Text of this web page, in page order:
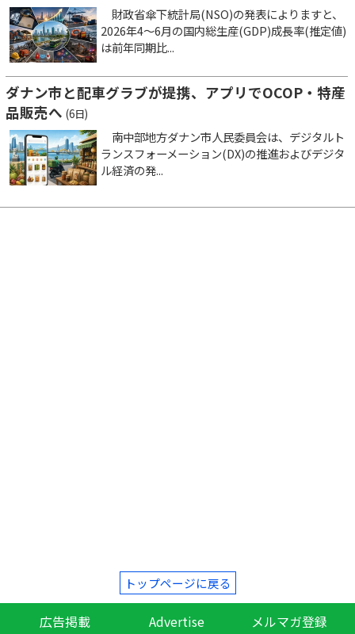
財政省傘下統計局(NSO)の発表によりますと、
2026年4～6月の国内総生産(GDP)成長率(推定値)
は前年同期比...
ダナン市と配車グラブが提携、アプリでOCOP・特産
品販売へ (6日)
南中部地方ダナン市人民委員会は、デジタルト
ランスフォーメーション(DX)の推進およびデジタ
ル経済の発...
トップページに戻る
広告掲載 Advertise メルマガ登録